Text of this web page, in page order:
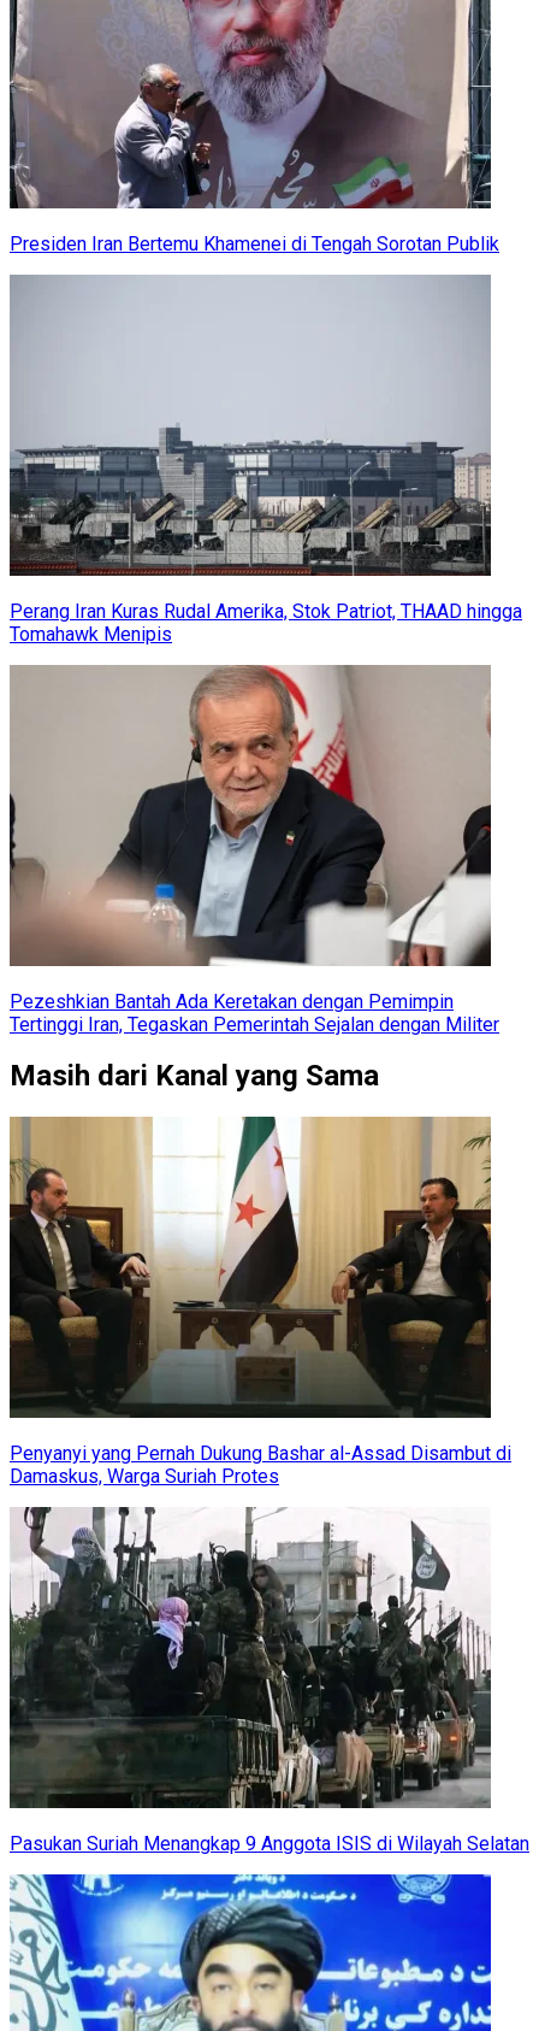
Presiden Iran Bertemu Khamenei di Tengah Sorotan Publik
Perang Iran Kuras Rudal Amerika, Stok Patriot, THAAD hingga
Tomahawk Menipis
Pezeshkian Bantah Ada Keretakan dengan Pemimpin
Tertinggi Iran, Tegaskan Pemerintah Sejalan dengan Militer
Masih dari Kanal yang Sama
Penyanyi yang Pernah Dukung Bashar al-Assad Disambut di
Damaskus, Warga Suriah Protes
Pasukan Suriah Menangkap 9 Anggota ISIS di Wilayah Selatan